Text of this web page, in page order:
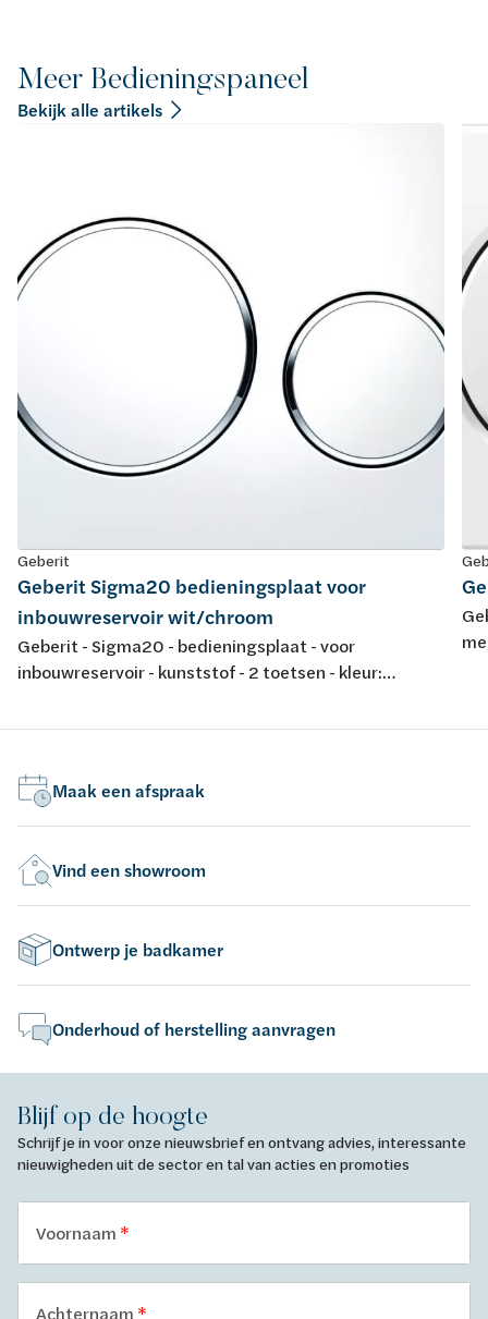
Meer Bedieningspaneel
Bekijk alle artikels
Geberit
Geberit Sigma20 bedieningsplaat voor
inbouwreservoir wit/chroom
Geberit - Sigma20 - bedieningsplaat - voor
inbouwreservoir - kunststof - 2 toetsen - kleur:
Maak een afspraak
Vind een showroom
Ontwerp je badkamer
Onderhoud of herstelling aanvragen
Blijf op de hoogte
Schrijf je in voor onze nieuwsbrief en ontvang advies, interessante
nieuwigheden uit de sector en tal van acties en promoties
Voornaam
Achternaam